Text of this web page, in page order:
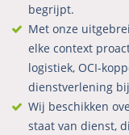
begrijpt.
Met onze
elke context
logistiek, OCI-
dienstverlening
Wij beschikken
staat van dienst,